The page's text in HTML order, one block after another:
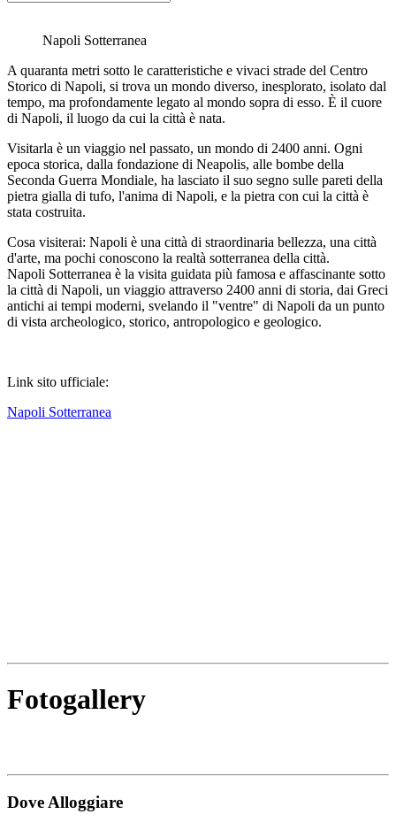
Napoli Sotterranea
A quaranta metri sotto le caratteristiche e vivaci strade del Centro
Storico di Napoli, si trova un mondo diverso, inesplorato, isolato dal
tempo, ma profondamente legato al mondo sopra di esso. È il cuore
di Napoli, il luogo da cui la città è nata.
Visitarla è un viaggio nel passato, un mondo di 2400 anni. Ogni
epoca storica, dalla fondazione di Neapolis, alle bombe della
Seconda Guerra Mondiale, ha lasciato il suo segno sulle pareti della
pietra gialla di tufo, l'anima di Napoli, e la pietra con cui la città è
stata costruita.
Cosa visiterai: Napoli è una città di straordinaria bellezza, una città
d'arte, ma pochi conoscono la realtà sotterranea della città.
Napoli Sotterranea è la visita guidata più famosa e affascinante sotto
la città di Napoli, un viaggio attraverso 2400 anni di storia, dai Greci
antichi ai tempi moderni, svelando il "ventre" di Napoli da un punto
di vista archeologico, storico, antropologico e geologico.
Link sito ufficiale:
Napoli Sotterranea
Fotogallery
Dove Alloggiare